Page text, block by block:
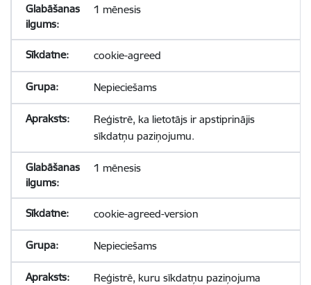
1 mēnesis
cookie-agreed
Nepieciešams
Reģistrē, ka lietotājs ir apstiprinājis
sīkdatņu paziņojumu.
1 mēnesis
cookie-agreed-version
Nepieciešams
Reģistrē, kuru sīkdatņu paziņojuma